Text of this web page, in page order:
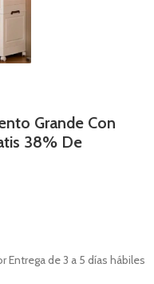
Grande Con
38% De
Entrega de 3 a 5 días hábiles